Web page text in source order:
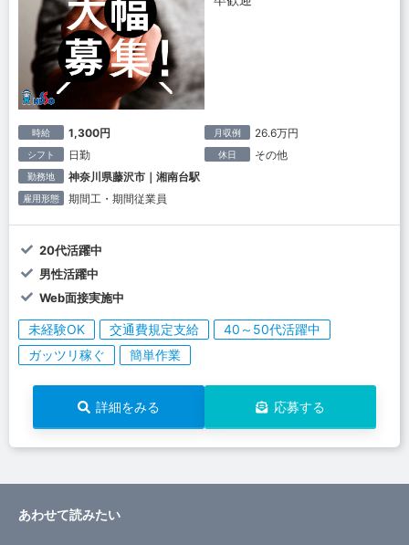
時給 1,300円 月収例 26.6万円
シフト 日勤 休日 その他
勤務地 神奈川県藤沢市｜湘南台駅
雇用形態 期間工・期間従業員
20代活躍中
男性活躍中
Web面接実施中
未経験OK 交通費規定支給
40～50代活躍中
ガッツリ稼ぐ
簡単作業
詳細をみる 応募する
あわせて読みたい